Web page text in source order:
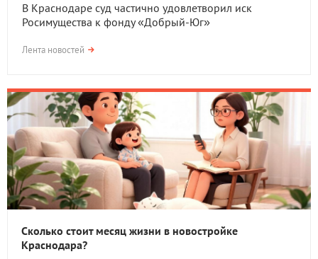
В Краснодаре суд частично удовлетворил иск
Росимущества к фонду «Добрый-Юг»
Лента новостей
Сколько стоит месяц жизни в новостройке
Краснодара?